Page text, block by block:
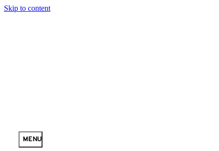
Skip to content
MENU